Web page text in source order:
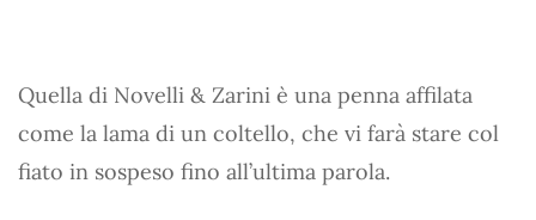
Quella di Novelli & Zarini è una penna affilata
come la lama di un coltello, che vi farà stare col
fiato in sospeso fino all’ultima parola.